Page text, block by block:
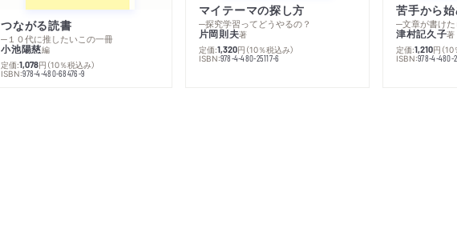
つながる読書
─１０代に推したいこの一冊
小池陽慈編
定価:1,078円 （10％税込み）
ISBN:978-4-480-68476-9
マイテーマの探し方
─探究学習ってどうやるの？
片岡則夫著
定価:1,320円 （10％税込み）
ISBN:978-4-480-25117-6
苦手から
─文章が書けた
津村記久子著
定価:1,210円 （
ISBN:978-4-480-